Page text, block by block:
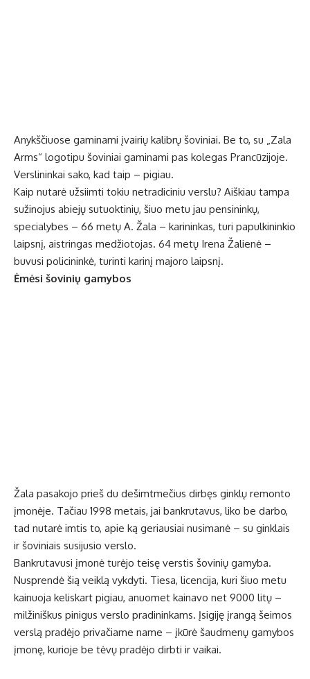
Anykščiuose gaminami įvairių kalibrų šoviniai. Be to, su „Zala
Arms“ logotipu šoviniai gaminami pas kolegas Prancūzijoje.
Verslininkai sako, kad taip – pigiau.
Kaip nutarė užsiimti tokiu netradiciniu verslu? Aiškiau tampa
sužinojus abiejų sutuoktinių, šiuo metu jau pensininkų,
specialybes – 66 metų A. Žala – karininkas, turi papulkininkio
laipsnį, aistringas medžiotojas. 64 metų Irena Žalienė –
buvusi policininkė, turinti karinį majoro laipsnį.
Ėmėsi šovinių gamybos
Žala pasakojo prieš du dešimtmečius dirbęs ginklų remonto
įmonėje. Tačiau 1998 metais, jai bankrutavus, liko be darbo,
tad nutarė imtis to, apie ką geriausiai nusimanė – su ginklais
ir šoviniais susijusio verslo.
Bankrutavusi įmonė turėjo teisę verstis šovinių gamyba.
Nusprendė šią veiklą vykdyti. Tiesa, licencija, kuri šiuo metu
kainuoja keliskart pigiau, anuomet kainavo net 9000 litų –
milžiniškus pinigus verslo pradininkams. Įsigiję įrangą šeimos
verslą pradėjo privačiame name – įkūrė šaudmenų gamybos
įmonę, kurioje be tėvų pradėjo dirbti ir vaikai.